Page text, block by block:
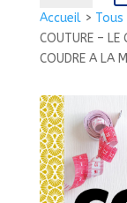
Accueil>
COUTURE – LE
COUDRE A LA
COUTURE
-
LE
POUR
APPRENDRE
A
COUDRE
A